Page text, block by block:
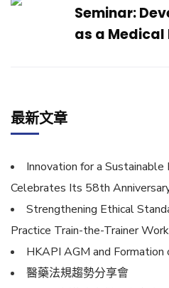
Seminar:
as a
最新文章
Innovation for a
Celebrates Its 58th
Strengthening Ethical
Practice Train-the-Trainer
HKAPI AGM and
醫藥法規趨勢分享會